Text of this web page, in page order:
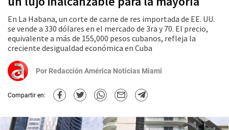
En La Habana, un corte de carne de res importada de EE. UU.
se vende a 330 dólares en el mercado de 3ra y 70. El precio,
equivalente a más de 155,000 pesos cubanos, refleja la
creciente desigualdad económica en Cuba
Por Redacción América Noticias Miami
Compartir en: